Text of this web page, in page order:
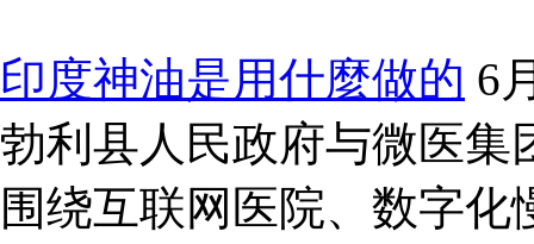
印度神油是用什麼做的 6
勃利县人民政府与微医集
围绕互联网医院、数字